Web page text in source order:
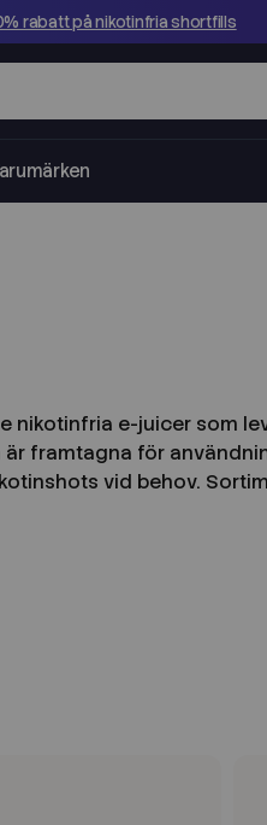
rabatt på nikotinfria shortfills
nikotinfria e-juicer som
framtagna för
vid behov.